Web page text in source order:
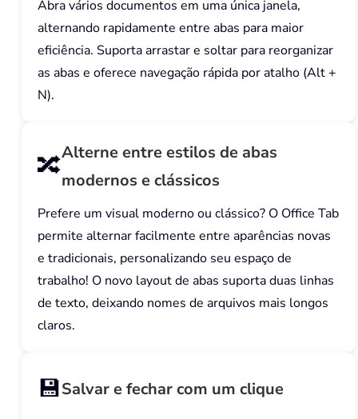
Abra vários documentos em uma única janela,
alternando rapidamente entre abas para maior
eficiência. Suporta arrastar e soltar para reorganizar
as abas e oferece navegação rápida por atalho (Alt +
N).
🔀Alterne entre estilos de abas
modernos e clássicos
Prefere um visual moderno ou clássico? O Office Tab
permite alternar facilmente entre aparências novas
e tradicionais, personalizando seu espaço de
trabalho! O novo layout de abas suporta duas linhas
de texto, deixando nomes de arquivos mais longos
claros.
💾Salvar e fechar com um clique